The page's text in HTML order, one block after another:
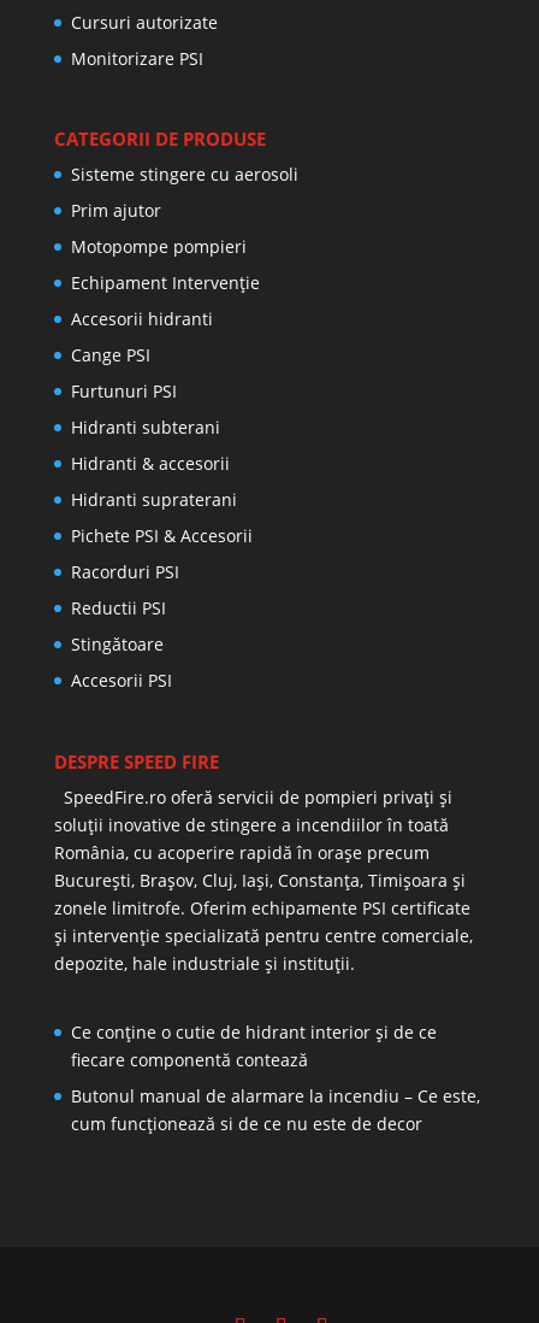
Cursuri autorizate
Monitorizare PSI
CATEGORII DE PRODUSE
Sisteme stingere cu aerosoli
Prim ajutor
Motopompe pompieri
Echipament Intervenție
Accesorii hidranti
Cange PSI
Furtunuri PSI
Hidranti subterani
Hidranti & accesorii
Hidranti supraterani
Pichete PSI & Accesorii
Racorduri PSI
Reductii PSI
Stingătoare
Accesorii PSI
DESPRE SPEED FIRE
SpeedFire.ro oferă servicii de pompieri privați și
soluții inovative de stingere a incendiilor în toată
România, cu acoperire rapidă în orașe precum
București, Brașov, Cluj, Iași, Constanța, Timișoara și
zonele limitrofe. Oferim echipamente PSI certificate
și intervenție specializată pentru centre comerciale,
depozite, hale industriale și instituții.
Ce conține o cutie de hidrant interior și de ce
fiecare componentă contează
Butonul manual de alarmare la incendiu – Ce este,
cum funcționează si de ce nu este de decor